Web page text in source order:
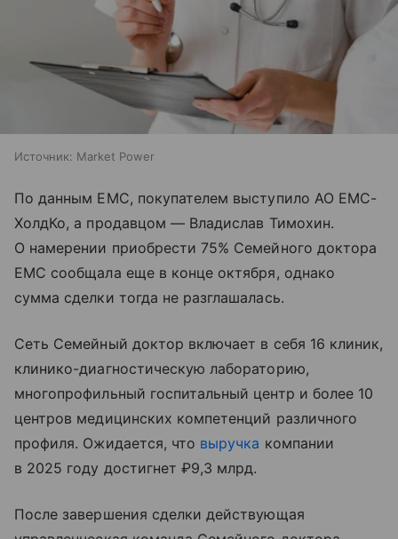
Источник: Market Power
По данным EMC, покупателем выступило АО ЕМС-
ХолдКо, а продавцом — Владислав Тимохин.
О намерении приобрести 75% Семейного доктора
EMC сообщала еще в конце октября, однако
сумма сделки тогда не разглашалась.
Сеть Семейный доктор включает в себя 16 клиник,
клинико-диагностическую лабораторию,
многопрофильный госпитальный центр и более 10
центров медицинских компетенций различного
профиля. Ожидается, что выручка компании
в 2025 году достигнет ₽9,3 млрд.
После завершения сделки действующая